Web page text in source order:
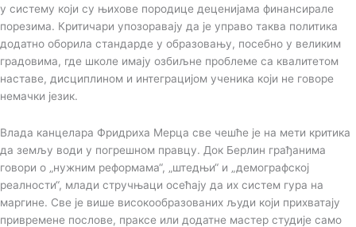
у систему који су њихове породице деценијама финансирале
порезима. Критичари упозоравају да је управо таква политика
додатно оборила стандарде у образовању, посебно у великим
градовима, где школе имају озбиљне проблеме са квалитетом
наставе, дисциплином и интеграцијом ученика који не говоре
немачки језик.
Влада канцелара Фридриха Мерца све чешће је на мети критика
да земљу води у погрешном правцу. Док Берлин грађанима
говори о „нужним реформама“, „штедњи“ и „демографској
реалности“, млади стручњаци осећају да их систем гура на
маргине. Све је више високообразованих људи који прихватају
привремене послове, праксе или додатне мастер студије само